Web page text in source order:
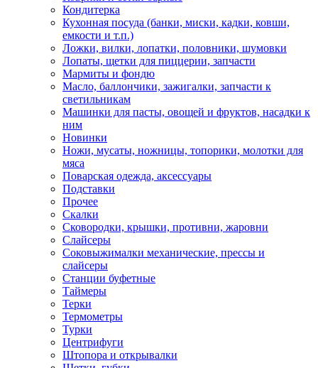
Кондитерка
Кухонная посуда (банки, миски, кадки, ковши,
емкости и т.п.)
Ложки, вилки, лопатки, половники, шумовки
Лопаты, щетки для пиццерии, запчасти
Мармиты и фондю
Масло, баллончики, зажигалки, запчасти к
светильникам
Машинки для пасты, овощей и фруктов, насадки к
ним
Новинки
Ножи, мусаты, ножницы, топорики, молотки для
мяса
Поварская одежда, аксессуары
Подставки
Прочее
Скалки
Сковородки, крышки, противни, жаровни
Слайсеры
Соковыжималки механические, прессы и
слайсеры
Станции буфетные
Таймеры
Терки
Термометры
Турки
Центрифуги
Штопора и открывалки